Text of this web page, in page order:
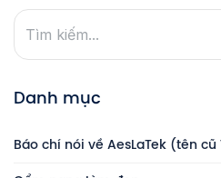
Danh mục
Báo chí nói về AesLaTek (tên